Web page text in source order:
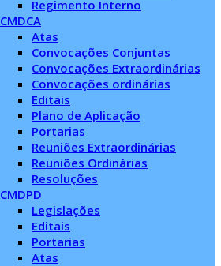
Regimento Interno
CMDCA
Atas
Convocações Conjuntas
Convocações Extraordinárias
Convocações ordinárias
Editais
Plano de Aplicação
Portarias
Reuniões Extraordinárias
Reuniões Ordinárias
Resoluções
CMDPD
Legislações
Editais
Portarias
Atas